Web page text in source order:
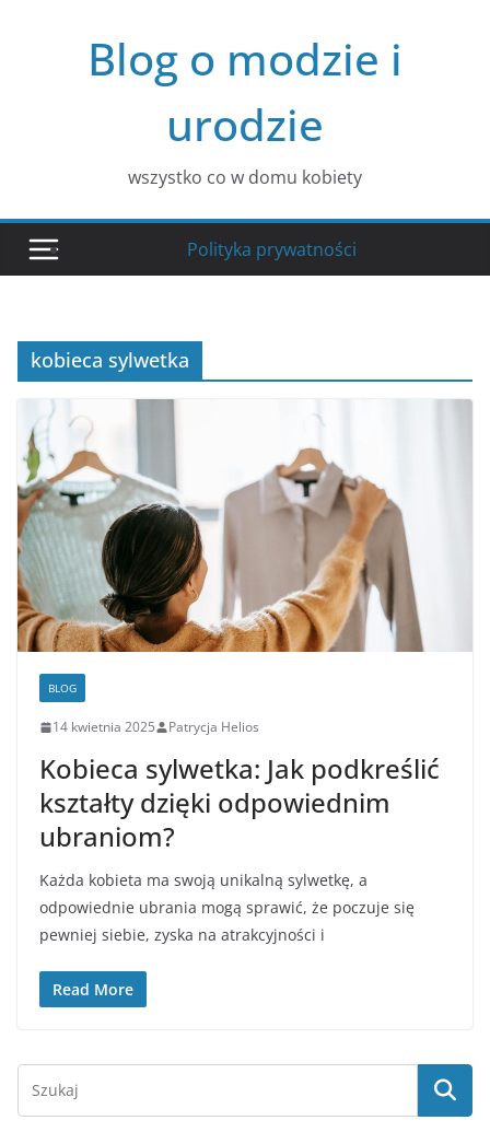
Blog o modzie i
urodzie
wszystko co w domu kobiety
Polityka prywatności
kobieca sylwetka
BLOG
14 kwietnia 2025 Patrycja Helios
Kobieca sylwetka: Jak podkreślić
kształty dzięki odpowiednim
ubraniom?
Każda kobieta ma swoją unikalną sylwetkę, a
odpowiednie ubrania mogą sprawić, że poczuje się
pewniej siebie, zyska na atrakcyjności i
Read More